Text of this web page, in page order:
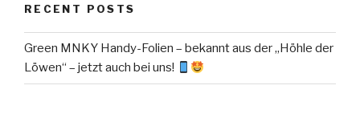
RECENT POSTS
Green MNKY Handy-Folien – bekannt aus der „Höhle der
Löwen“ – jetzt auch bei uns!